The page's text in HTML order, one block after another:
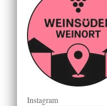
Instagram